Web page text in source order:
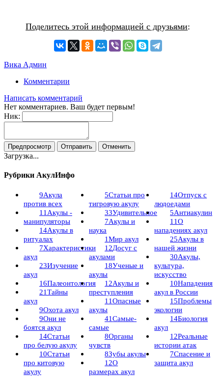
Поделитесь этой информацией с друзьями:
Вика Админ
Комментарии
Написать комментарий
Нет комментариев. Ваш будет первым!
Ник:
Загрузка...
Рубрики АкулИнфо
9Акула
против всех
11 Акулы -
манипуляторы
14Акулы в
ритуалах
7Характеристики
акул
23Изучение
акул
16Палеонтология
21Тайны
акул
9Охота акул
9Они не
боятся акул
14Статьи
про белую акулу
10Статьи
про китовую
акулу
5Статьи про
тигровую акулу
33Удивительное
7Акулы и
наука
1Мир акул
12Досуг с
акулами
18Ученые и
акулы
12Акулы и
преступления
11Опасные
акулы
41Самые-
самые
8Органы
чувств
8Зубы акулы
12О
размерах акул
14Отпуск с
людоедами
5Антиакулин
11О
нападениях акул
25Акулы в
нашей жизни
30Акулы,
культура,
искусство
10Нападения
акул в России
15Проблемы
экологии
14Биология
акул
12Реальные
истории атак
7Спасение и
защита акул